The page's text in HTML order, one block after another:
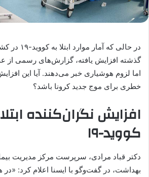
در حالی که
گذشته افزایش یافته، گزارش‌های رسمی از
اما لزوم هوشیاری خبر می‌دهند. آیا این
خطری برای موج جدید کرونا باشد؟
افزایش نگران‌کننده
کووید-۱۹
دکتر قباد مرادی، سرپرست مرکز مدیریت
بهداشت، در گفت‌وگو با ایسنا اعلام کرد: